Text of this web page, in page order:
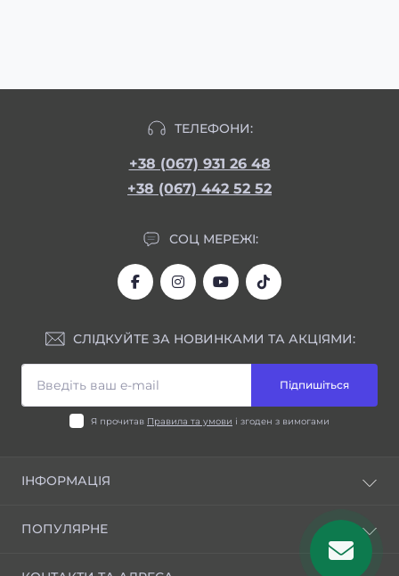
ТЕЛЕФОНИ:
+38 (067) 931 26 48
+38 (067) 442 52 52
СОЦ МЕРЕЖІ:
СЛІДКУЙТЕ ЗА НОВИНКАМИ ТА АКЦІЯМИ:
Підпишіться
Я прочитав Правила та умови і згоден з вимогами
ІНФОРМАЦІЯ
Відгуки
ПОПУЛЯРНЕ